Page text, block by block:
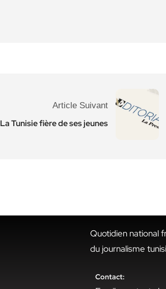
Article Suivant
La Tunisie fière de ses jeunes
Quotidien national
du journalisme
Contact: